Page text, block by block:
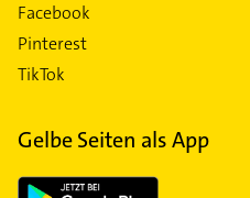
Facebook
Pinterest
TikTok
Gelbe Seiten als App